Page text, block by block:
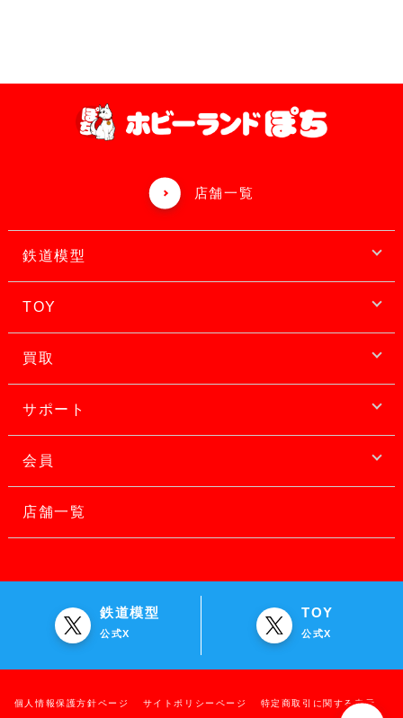
店舗一覧
鉄道模型
TOY
買取
サポート
会員
店舗一覧
鉄道模型
公式X
TOY
公式X
個人情報保護方針ページ サイトポリシーページ 特定商取引に関する表示